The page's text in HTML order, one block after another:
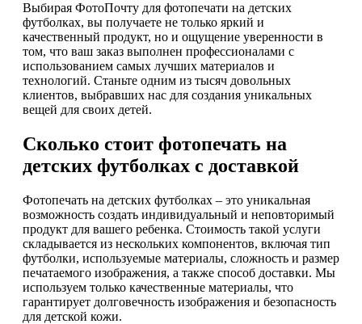
Выбирая ФотоПочту для фотопечати на детских
футболках, вы получаете не только яркий и
качественный продукт, но и ощущение уверенности в
том, что ваш заказ выполнен профессионалами с
использованием самых лучших материалов и
технологий. Станьте одним из тысяч довольных
клиентов, выбравших нас для создания уникальных
вещей для своих детей.
Сколько стоит фотопечать на
детских футболках с доставкой
Фотопечать на детских футболках – это уникальная
возможность создать индивидуальный и неповторимый
продукт для вашего ребенка. Стоимость такой услуги
складывается из нескольких компонентов, включая тип
футболки, используемые материалы, сложность и размер
печатаемого изображения, а также способ доставки. Мы
используем только качественные материалы, что
гарантирует долговечность изображения и безопасность
для детской кожи.